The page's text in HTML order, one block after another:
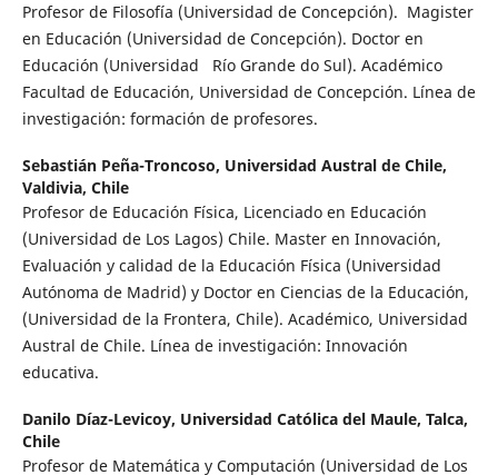
Profesor de Filosofía (Universidad de Concepción). Magister
en Educación (Universidad de Concepción). Doctor en
Educación (Universidad Río Grande do Sul). Académico
Facultad de Educación, Universidad de Concepción. Línea de
investigación: formación de profesores.
Sebastián Peña-Troncoso, Universidad Austral de Chile,
Valdivia, Chile
Profesor de Educación Física, Licenciado en Educación
(Universidad de Los Lagos) Chile. Master en Innovación,
Evaluación y calidad de la Educación Física (Universidad
Autónoma de Madrid) y Doctor en Ciencias de la Educación,
(Universidad de la Frontera, Chile). Académico, Universidad
Austral de Chile. Línea de investigación: Innovación
educativa.
Danilo Díaz-Levicoy, Universidad Católica del Maule, Talca,
Chile
Profesor de Matemática y Computación (Universidad de Los